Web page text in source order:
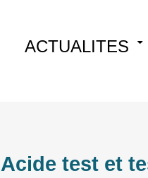
Skip
ACTUALITES
Acide test et